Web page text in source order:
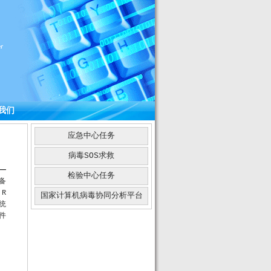
们
应急中心任务
病毒SOS求救
检验中心任务
国家计算机病毒协同分析平台